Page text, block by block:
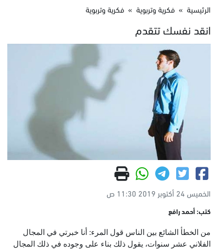
الرئيسية » فكرية وتربوية » فكرية وتربوية
انقد نفسك تتقدم
الخميس 24 أكتوبر 2019 11:30 ص
كتب: أحمد رافع
من الخطأ الشائع بين الناس قول المرء: أنا خبرتي في المجال
الفلاني عشر سنوات، يقول ذلك بناء على وجوده في ذلك المجال